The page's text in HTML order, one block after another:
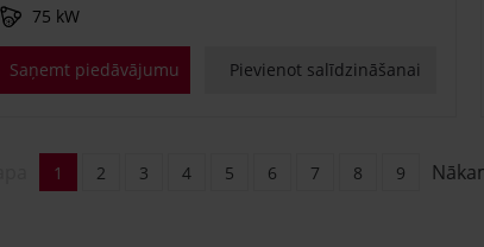
75 kW
Saņemt piedāvājumu Pievienot salīdzināšanai
1 2 3 4 5 6 7 8 9